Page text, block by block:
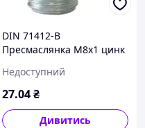
DIN 71412-B
Пресмаслянка М8х1 цинк
Недоступний
27.04₴
Дивитись